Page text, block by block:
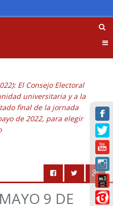
El Consejo Electoral
universitaria y a la
final de la jornada
de 2022, para elegir
9 DE